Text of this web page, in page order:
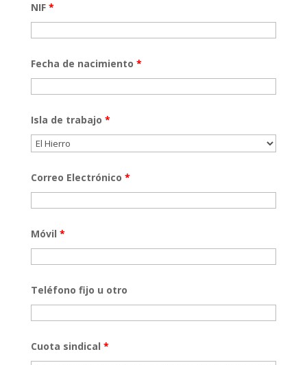
NIF *
Fecha de nacimiento *
Isla de trabajo *
Correo Electrónico *
Móvil *
Teléfono fijo u otro
Cuota sindical *